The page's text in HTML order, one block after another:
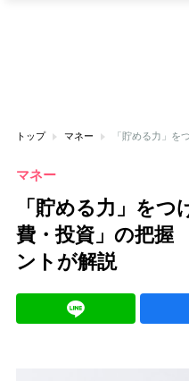
トップ マネー
マネー
「貯める力」を
費・投資」の把握
ントが解説